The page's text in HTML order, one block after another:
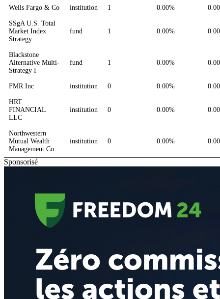
Wells Fargo & Co institution 1 0.00%
SSgA U.S. Total
Market Index
Strategy
fund 1 0.00%
Blackstone
Alternative Multi-
Strategy I
fund 1 0.00%
FMR Inc institution 0 0.00%
HRT
FINANCIAL
LLC
institution 0 0.00%
Northwestern
Mutual Wealth
Management Co
institution 0 0.00%
Sponsorisé